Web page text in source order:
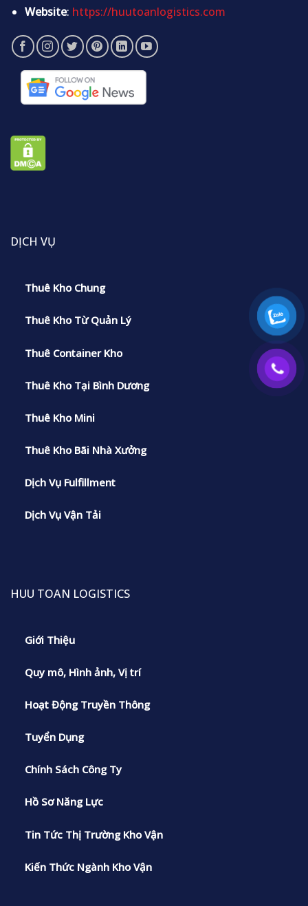
Website: https://huutoanlogistics.com
DỊCH VỤ
Thuê Kho Chung
Thuê Kho Từ Quản Lý
Thuê Container Kho
Thuê Kho Tại Bình Dương
Thuê Kho Mini
Thuê Kho Bãi Nhà Xưởng
Dịch Vụ Fulfillment
Dịch Vụ Vận Tải
HUU TOAN LOGISTICS
Giới Thiệu
Quy mô, Hình ảnh, Vị trí
Hoạt Động Truyền Thông
Tuyển Dụng
Chính Sách Công Ty
Hồ Sơ Năng Lực
Tin Tức Thị Trường Kho Vận
Kiến Thức Ngành Kho Vận